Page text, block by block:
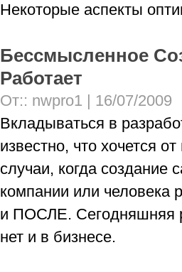
Некоторые аспекты
Бессмысленное
Работает
От:: nwpro1 | 16/07/2009
Вкладываться в
известно, что хочется
случаи, когда создание
компании или человека
и ПОСЛЕ. Сегодняшняя
нет и в бизнесе.